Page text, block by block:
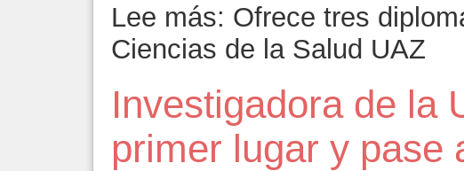
Lee más: Ofrece tres
Ciencias de la Salud UAZ
Investigadora de la
primer lugar y pase